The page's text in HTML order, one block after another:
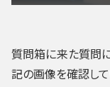
質問箱に来た質問
記の画像を確認して